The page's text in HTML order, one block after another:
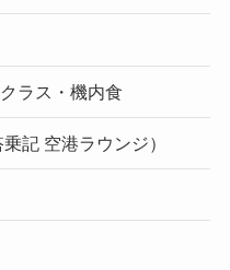
ラス・機内食
記 空港ラウンジ）